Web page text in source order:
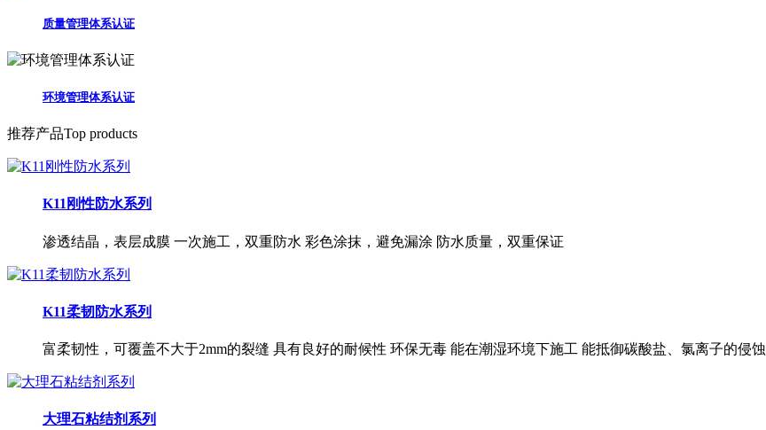
质量管理体系认证
环境管理体系认证
推荐产品Top products
K11刚性防水系列
渗透结晶，表层成膜 一次施工，双重防水 彩色涂抹，避免漏涂 防水质量，双重保证
K11柔韧防水系列
富柔韧性，可覆盖不大于2mm的裂缝 具有良好的耐候性 环保无毒 能在潮湿环境下施工 能抵御碳酸盐、氯离子的侵蚀
大理石粘结剂系列